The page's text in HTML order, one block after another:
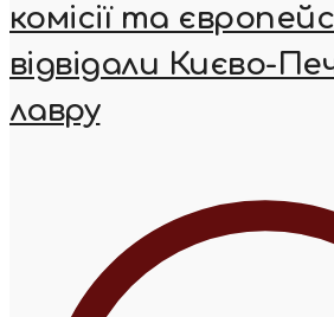
комісії та
відвідали Києво-
лавру